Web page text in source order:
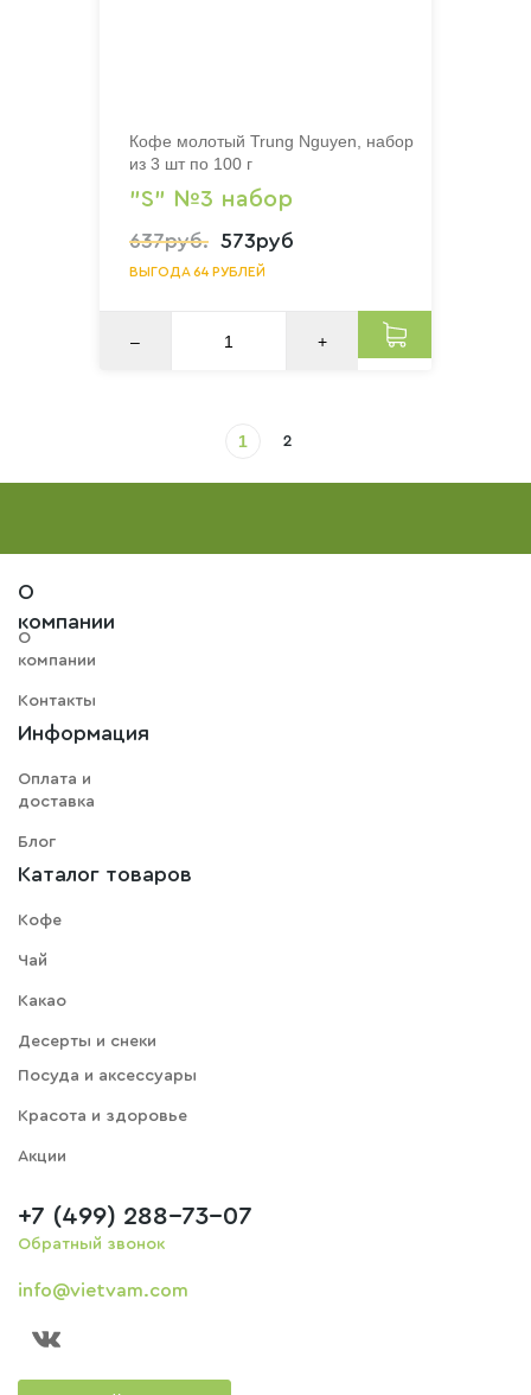
Кофе молотый Trung Nguyen, набор
из 3 шт по 100 г
"S" №3 набор
637руб. 573руб
ВЫГОДА 64 РУБЛЕЙ
– +
1 2
О
компании
Информация
О
компании
Контакты
Оплата и
доставка
Блог
Каталог товаров
Кофе
Чай
Какао
Десерты и снеки
Посуда и аксессуары
Красота и здоровье
Акции
+7 (499) 288-73-07
Обратный звонок
info@vietvam.com